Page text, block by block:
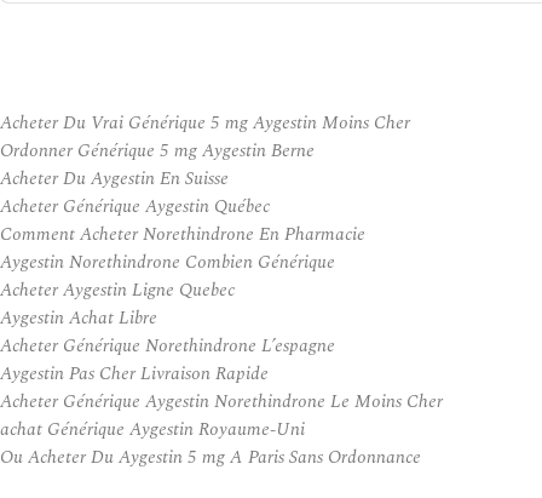
Acheter Du Vrai Générique 5 mg Aygestin Moins Cher
Ordonner Générique 5 mg Aygestin Berne
Acheter Du Aygestin En Suisse
Acheter Générique Aygestin Québec
Comment Acheter Norethindrone En Pharmacie
Aygestin Norethindrone Combien Générique
Acheter Aygestin Ligne Quebec
Aygestin Achat Libre
Acheter Générique Norethindrone L’espagne
Aygestin Pas Cher Livraison Rapide
Acheter Générique Aygestin Norethindrone Le Moins Cher
achat Générique Aygestin Royaume-Uni
Ou Acheter Du Aygestin 5 mg A Paris Sans Ordonnance